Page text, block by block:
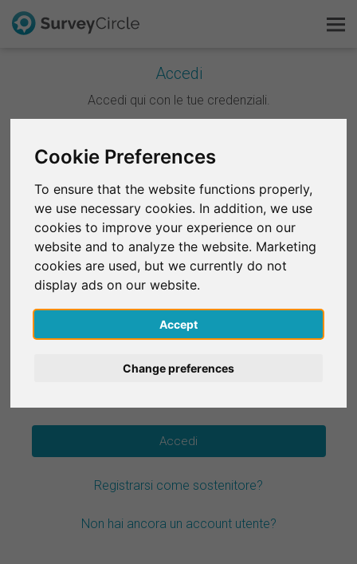
Cookie Preferences
To ensure that the website functions properly,
we use necessary cookies. In addition, we use
cookies to improve your experience on our
website and to analyze the website. Marketing
cookies are used, but we currently do not
display ads on our website.
Accept
Change preferences
Accedi
Accedi qui con le tue credenziali.
Continua con Google
Continua con Facebook
OPPURE
E-mail*
Password*
Registrarsi come sostenitore?
Non hai ancora un account utente?
Questo è SurveyCircle
FAQ
Registrati gratis
Accedi
English
Deutsch
Français